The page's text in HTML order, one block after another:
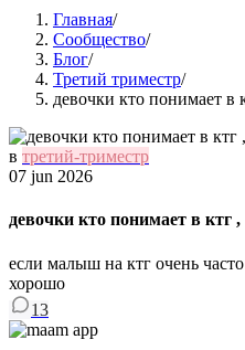
Главная/
Сообщество/
Блог/
Третий триместр/
девочки кто понимает в
в третий-триместр
07 jun 2026
девочки кто понимает в ктг ,
если малыш на ктг очень
хорошо
13